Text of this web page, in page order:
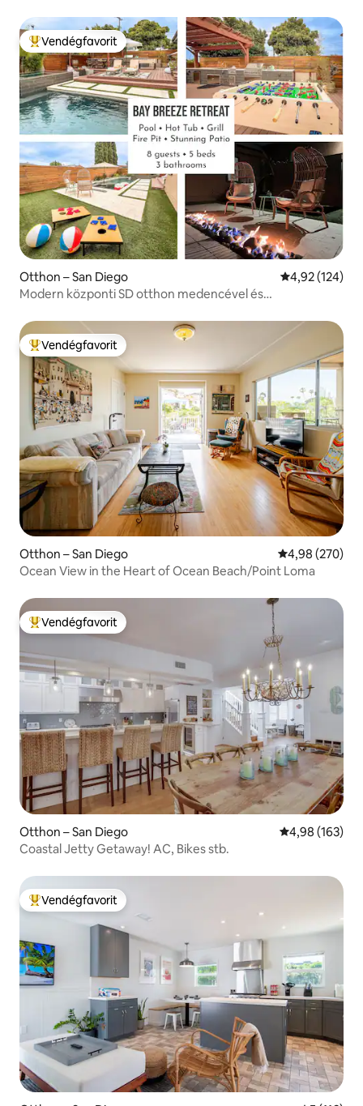
Kiemelt vendégfavorit
Vendégfavorit
Otthon – San Diego Átlagos
4,92 (124)
Modern központi SD otthon medencével és
Kiemelt vendégfavorit
Vendégfavorit
Otthon – San Diego Átlagos
4,98 (270)
Ocean View in the Heart of Ocean Beach/Point Loma
Kiemelt vendégfavorit
Vendégfavorit
Otthon – San Diego Átlagos
4,98 (163)
Coastal Jetty Getaway! AC, Bikes stb.
Kiemelt vendégfavorit
Vendégfavorit